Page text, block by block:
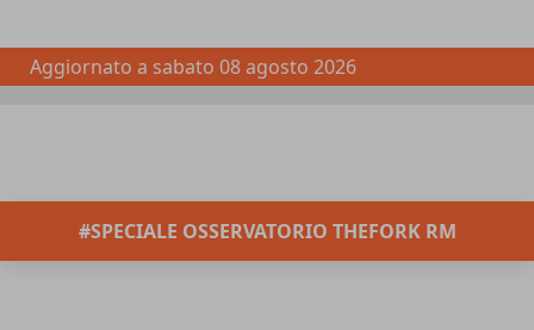
Aggiornato a sabato 08 agosto 2026
#SPECIALE OSSERVATORIO THEFORK RM